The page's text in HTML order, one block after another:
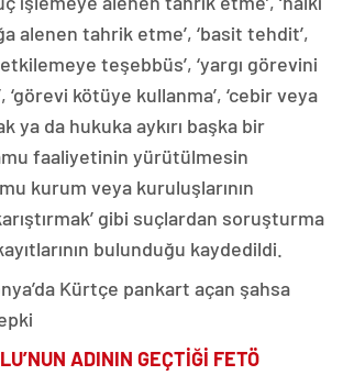
alenen tahrik etme’, ‘basit tehdit’,
etkilemeye teşebbüs’, ‘yargı görevini
‘görevi kötüye kullanma’, ‘cebir veya
ya da hukuka aykırı başka bir
faaliyetinin yürütülmesin
kurum veya kuruluşlarının
gibi suçlardan soruşturma
bulunduğu kaydedildi.
Kürtçe pankart açan şahsa
ADININ GEÇTİĞİ FETÖ